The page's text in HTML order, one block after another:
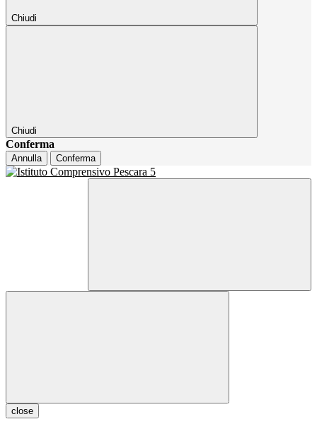
Chiudi
Chiudi
Conferma
Annulla Conferma
close